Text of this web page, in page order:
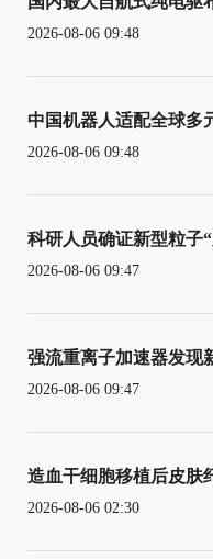
2026-08-06 09:48
中国机器人适配全球多
2026-08-06 09:48
科研人员确证新型粒子
2026-08-06 09:47
强流重离子加速器发现
2026-08-06 09:47
造血干细胞移植后皮肤
2026-08-06 02:30